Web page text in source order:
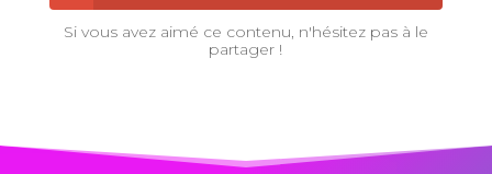
Si vous avez aimé ce contenu, n'hésitez pas à le
partager !